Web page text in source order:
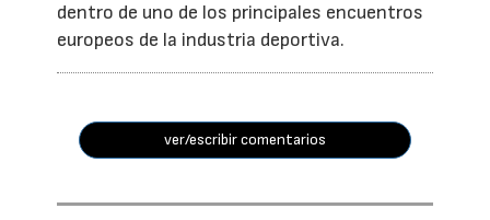
dentro de uno de los principales encuentros
europeos de la industria deportiva.
ver/escribir comentarios